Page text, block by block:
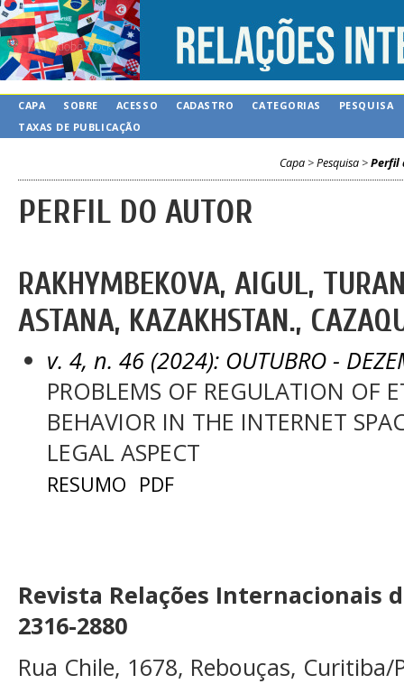
CAPA SOBRE ACESSO CADASTRO CATEGORIAS
PESQUISA
TAXAS DE PUBLICAÇÃO
Capa >Pesquisa >Perfil
PERFIL DO AUTOR
RAKHYMBEKOVA, AIGUL,
ASTANA, KAZAKHSTAN.,
v. 4, n. 46 (2024): OUTUBRO -
PROBLEMS OF REGULATION OF
BEHAVIOR IN THE INTERNET
LEGAL ASPECT
RESUMO PDF
Revista Relações Internacionais
2316-2880
Rua Chile, 1678, Rebouças, Curitiba/